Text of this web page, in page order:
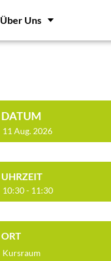
Über Uns
DATUM
11 Aug. 2026
UHRZEIT
10:30 - 11:30
ORT
Kursraum